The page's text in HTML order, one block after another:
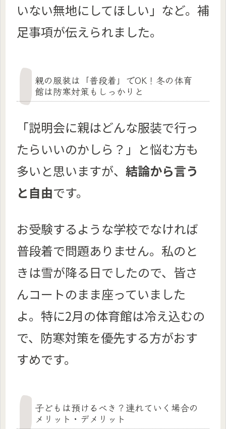
いない無地にしてほしい」など。補
足事項が伝えられました。
親の服装は「普段着」でOK！冬の体育
館は防寒対策もしっかりと
「説明会に親はどんな服装で行っ
たらいいのかしら？」と悩む方も
多いと思いますが、 結論から言う
と自由です。
お受験するような学校でなければ
普段着で問題ありません。私のと
きは雪が降る日でしたので、皆さ
んコートのまま座っていました
よ。特に2月の体育館は冷え込むの
で、防寒対策を優先する方がおす
すめです。
子どもは預けるべき？連れていく場合の
メリット・デメリット